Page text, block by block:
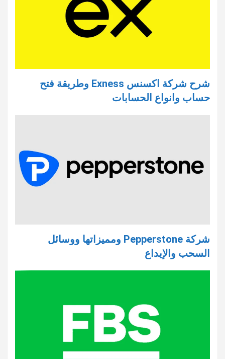
شرح شركة اكسنس Exness وطريقة فتح
حساب وانواع الحسابات
شركة Pepperstone ومميزاتها ووسائل
السحب والإيداع